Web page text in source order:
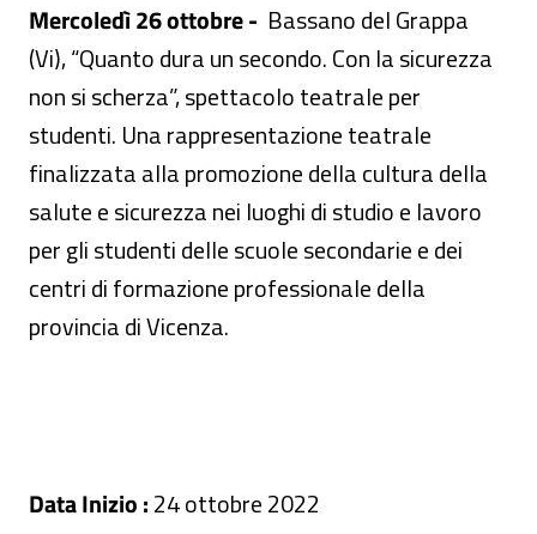
Mercoledì 26 ottobre - Bassano del Grappa
(Vi), “Quanto dura un secondo. Con la sicurezza
non si scherza”, spettacolo teatrale per
studenti. Una rappresentazione teatrale
finalizzata alla promozione della cultura della
salute e sicurezza nei luoghi di studio e lavoro
per gli studenti delle scuole secondarie e dei
centri di formazione professionale della
provincia di Vicenza.
Data Inizio :24 ottobre 2022